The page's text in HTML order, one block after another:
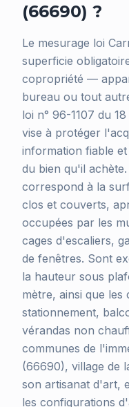
(66690) ?
Le mesurage loi
superficie
copropriété —
bureau ou tout
loi n° 96-1107 du
vise à protéger
information fiable
du bien qu'il
correspond à la
clos et couverts,
occupées par les
cages d'escaliers,
de fenêtres. Sont
la hauteur sous
mètre, ainsi que les
stationnement,
vérandas non
communes de
(66690), village de
son artisanat d'art,
les configurations